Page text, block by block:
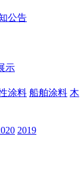
公告
示
涂料 船舶涂料 木
2019